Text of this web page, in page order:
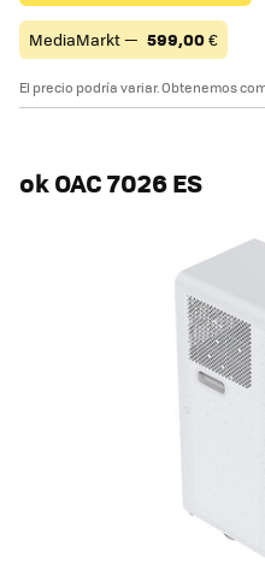
MediaMarkt — 599,00€
El precio podría variar. Obtenemos
ok OAC 7026 ES